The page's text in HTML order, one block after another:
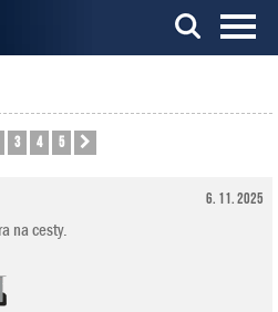
3 4 5
6. 11. 2025
na cesty.